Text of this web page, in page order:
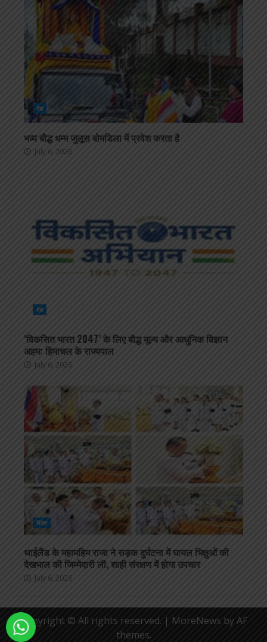
देश
भव्य बौद्ध धम्म जुलूस बोमडिला में प्रवेश करता है
July 6, 2026
देश
‘विकसित भारत 2047’ के लिए बौद्ध मूल्य और आधुनिक विज्ञान
अहम: हिमाचल के राज्यपाल
July 6, 2026
विदेश
थाईलैंड के महामहिम राजा ने सड़क दुर्घटना में घायल भिक्षुओं की
देखभाल की जिम्मेदारी ली, शाही संरक्षण में होगा उपचार
July 6, 2026
Copyright © All rights reserved. | MoreNews by AF
themes.